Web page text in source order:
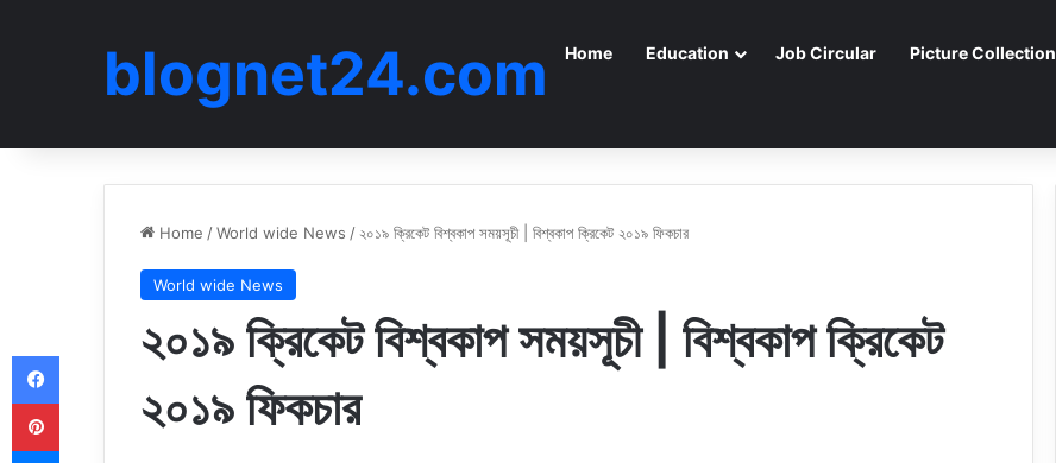
blognet24.com Home Education Job Circular Picture Collection
Home /World wide News /২০১৯ ক্রিকেট বিশ্বকাপ সময়সূচী | বিশ্বকাপ ক্রিকেট ২০১৯ ফিকচার
World wide News
২০১৯ ক্রিকেট বিশ্বকাপ সময়সূচী | বিশ্বকাপ ক্রিকেট
২০১৯ ফিকচার
Facebook
Pinterest
Messenger